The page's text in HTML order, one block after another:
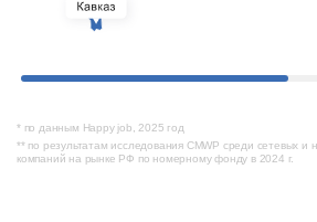
* по данным Happy job, 2025 год
** по результатам исследования CMWP среди сетевых и
компаний на рынке РФ по номерному фонду в 2024 г.